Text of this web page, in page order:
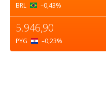
BRL –0,43%
5.946,90
PYG –0,23%